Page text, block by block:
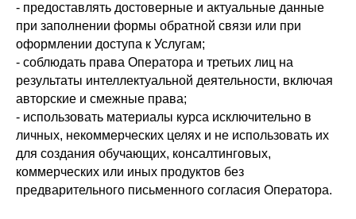
- предоставлять достоверные и актуальные данные
при заполнении формы обратной связи или при
оформлении доступа к Услугам;
- соблюдать права Оператора и третьих лиц на
результаты интеллектуальной деятельности, включая
авторские и смежные права;
- использовать материалы курса исключительно в
личных, некоммерческих целях и не использовать их
для создания обучающих, консалтинговых,
коммерческих или иных продуктов без
предварительного письменного согласия Оператора.